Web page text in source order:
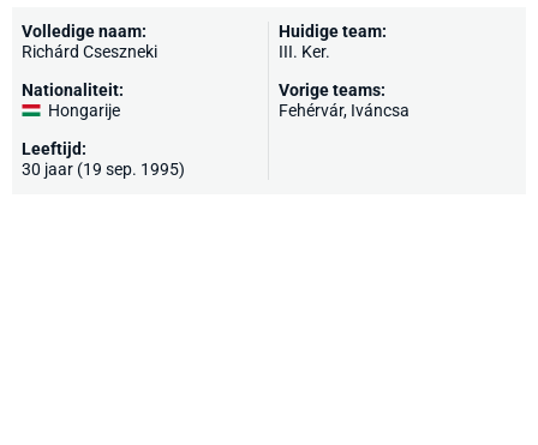
Volledige naam:
Richárd Cseszneki
Nationaliteit:
Hongarije
Leeftijd:
30 jaar (19 sep. 1995)
Huidige team:
III. Ker.
Vorige teams:
Fehérvár, Iváncsa